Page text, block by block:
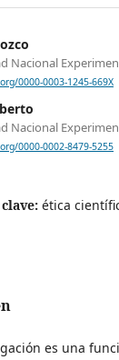
Nacional
0000-0003-1245-669X
Nacional
0000-0002-8479-5255
ética
es una